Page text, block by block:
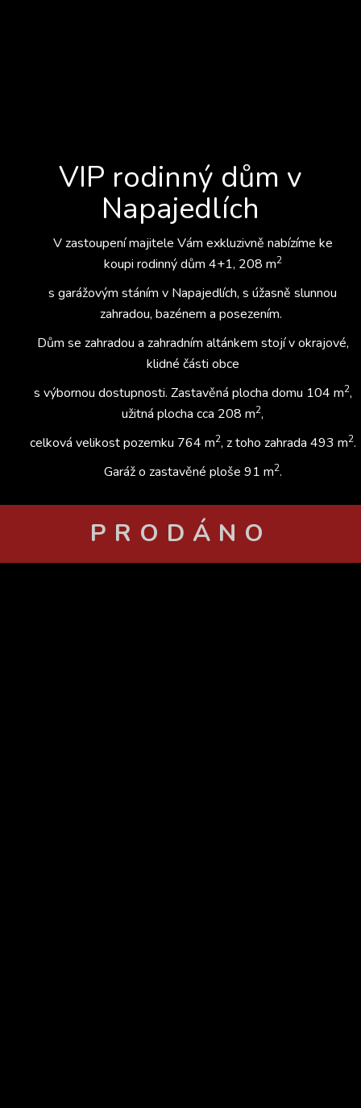
VIP rodinný dům v
Napajedlích
V zastoupení majitele Vám exkluzivně nabízíme ke
koupi rodinný dům 4+1, 208 m2
s garážovým stáním v Napajedlích, s úžasně slunnou
zahradou, bazénem a posezením.
Dům se zahradou a zahradním altánkem stojí v okrajové,
klidné části obce
s výbornou dostupnosti. Zastavěná plocha domu 104 m2,
užitná plocha cca 208 m2,
celková velikost pozemku 764 m2, z toho zahrada 493 m2.
Garáž o zastavěné ploše 91 m2.
PRODÁNO